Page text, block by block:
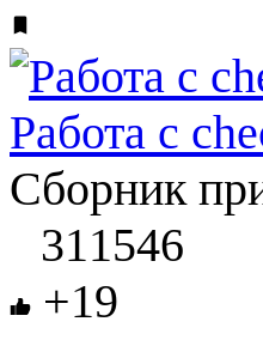
Работа с
Сборник
311546
+19